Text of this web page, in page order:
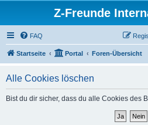
Z-Freunde
FAQ
Startseite Portal Foren-Übersicht
Alle Cookies löschen
Bist du dir sicher, dass du alle Cookies des